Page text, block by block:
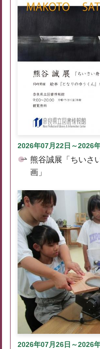
2026年07月22日～2026
熊谷誠展「ちいさ
画」
2026年07月26日～2026